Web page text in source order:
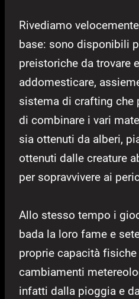
Rivediamo
base: sono disponibili
preistoriche da trovare
addomesticare,
sistema di crafting che
di combinare i vari
sia ottenuti da alberi,
ottenuti dalle creature
per sopravvivere ai
Allo stesso tempo i
bada la loro fame e
proprie capacità
cambiamenti
infatti dalla pioggia e